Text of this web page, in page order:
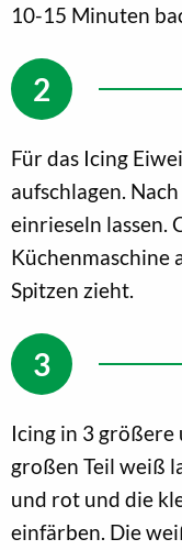
10-15 Minuten
Für das Icing
aufschlagen.
einrieseln lassen.
Küchenmaschine
Spitzen zieht.
Icing in 3 größere
großen Teil weiß
und rot und die
einfärben. Die